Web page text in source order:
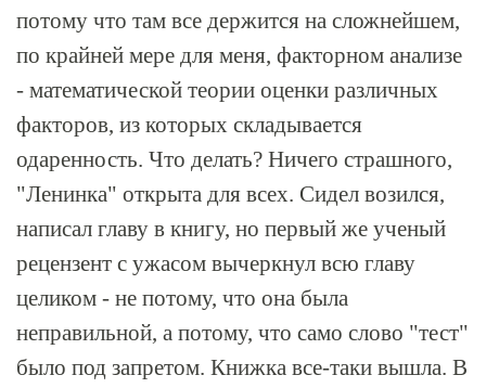
потому что там все держится на сложнейшем,
по крайней мере для меня, факторном анализе
- математической теории оценки различных
факторов, из которых складывается
одаренность. Что делать? Ничего страшного,
"Ленинка" открыта для всех. Сидел возился,
написал главу в книгу, но первый же ученый
рецензент с ужасом вычеркнул всю главу
целиком - не потому, что она была
неправильной, а потому, что само слово "тест"
было под запретом. Книжка все-таки вышла. В